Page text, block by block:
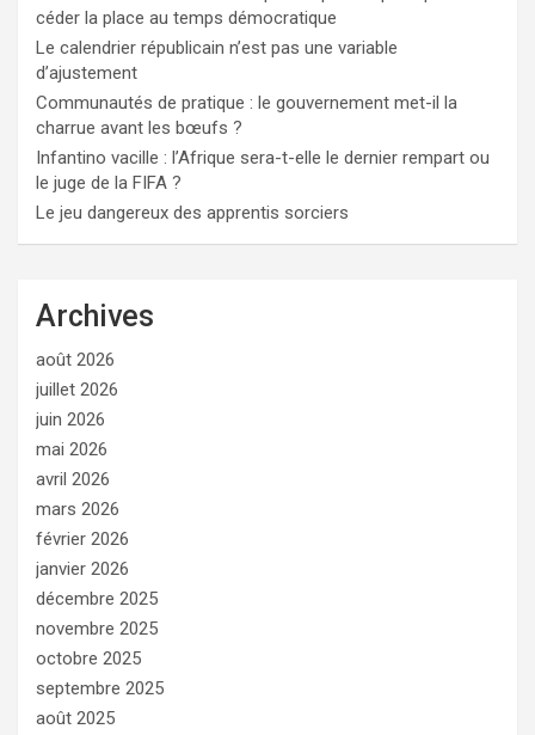
céder la place au temps démocratique
Le calendrier républicain n’est pas une variable
d’ajustement
Communautés de pratique : le gouvernement met-il la
charrue avant les bœufs ?
Infantino vacille : l’Afrique sera-t-elle le dernier rempart ou
le juge de la FIFA ?
Le jeu dangereux des apprentis sorciers
Archives
août 2026
juillet 2026
juin 2026
mai 2026
avril 2026
mars 2026
février 2026
janvier 2026
décembre 2025
novembre 2025
octobre 2025
septembre 2025
août 2025